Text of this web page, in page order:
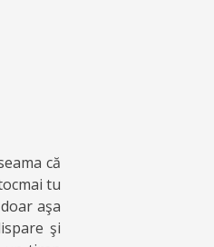
că
tu
aşa
şi